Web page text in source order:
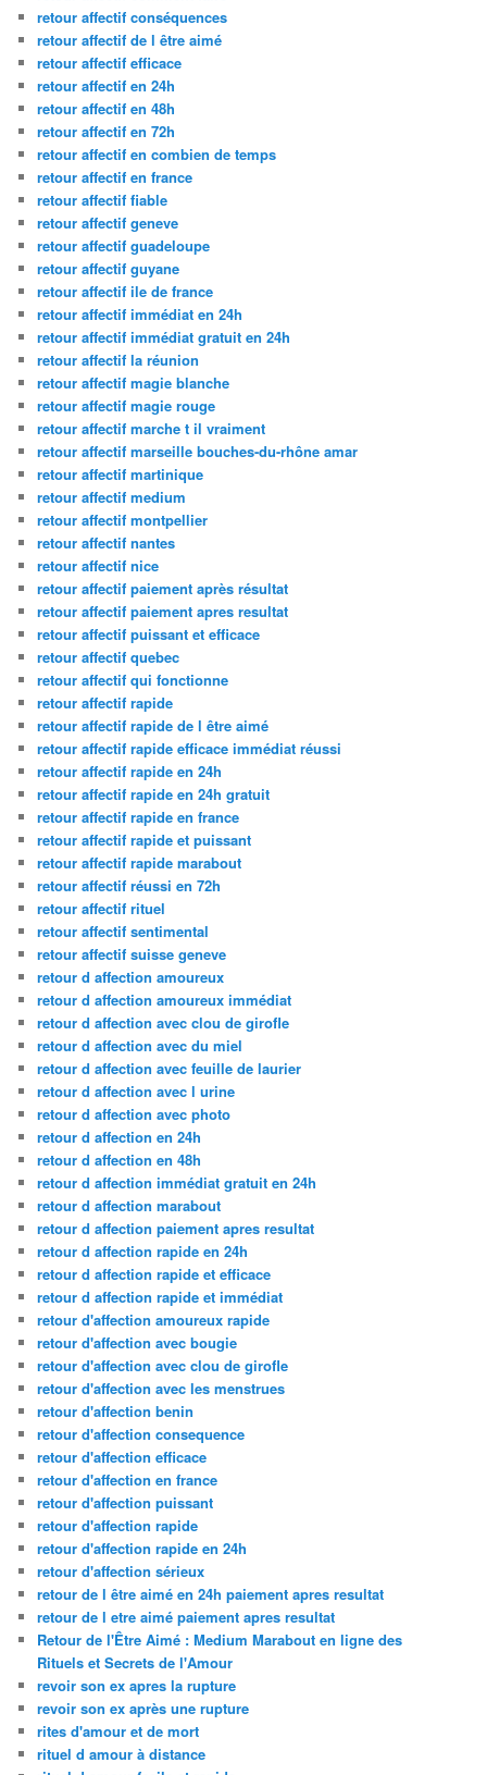
retour affectif conséquences
retour affectif de l être aimé
retour affectif efficace
retour affectif en 24h
retour affectif en 48h
retour affectif en 72h
retour affectif en combien de temps
retour affectif en france
retour affectif fiable
retour affectif geneve
retour affectif guadeloupe
retour affectif guyane
retour affectif ile de france
retour affectif immédiat en 24h
retour affectif immédiat gratuit en 24h
retour affectif la réunion
retour affectif magie blanche
retour affectif magie rouge
retour affectif marche t il vraiment
retour affectif marseille bouches-du-rhône amar
retour affectif martinique
retour affectif medium
retour affectif montpellier
retour affectif nantes
retour affectif nice
retour affectif paiement après résultat
retour affectif paiement apres resultat
retour affectif puissant et efficace
retour affectif quebec
retour affectif qui fonctionne
retour affectif rapide
retour affectif rapide de l être aimé
retour affectif rapide efficace immédiat réussi
retour affectif rapide en 24h
retour affectif rapide en 24h gratuit
retour affectif rapide en france
retour affectif rapide et puissant
retour affectif rapide marabout
retour affectif réussi en 72h
retour affectif rituel
retour affectif sentimental
retour affectif suisse geneve
retour d affection amoureux
retour d affection amoureux immédiat
retour d affection avec clou de girofle
retour d affection avec du miel
retour d affection avec feuille de laurier
retour d affection avec l urine
retour d affection avec photo
retour d affection en 24h
retour d affection en 48h
retour d affection immédiat gratuit en 24h
retour d affection marabout
retour d affection paiement apres resultat
retour d affection rapide en 24h
retour d affection rapide et efficace
retour d affection rapide et immédiat
retour d'affection amoureux rapide
retour d'affection avec bougie
retour d'affection avec clou de girofle
retour d'affection avec les menstrues
retour d'affection benin
retour d'affection consequence
retour d'affection efficace
retour d'affection en france
retour d'affection puissant
retour d'affection rapide
retour d'affection rapide en 24h
retour d'affection sérieux
retour de l être aimé en 24h paiement apres resultat
retour de l etre aimé paiement apres resultat
Retour de l'Être Aimé : Medium Marabout en ligne des
Rituels et Secrets de l'Amour
revoir son ex apres la rupture
revoir son ex après une rupture
rites d'amour et de mort
rituel d amour à distance